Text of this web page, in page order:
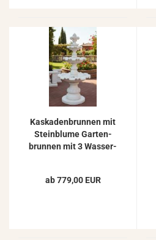
Kas­ka­den­brun­nen mit
Stein­blu­me Gar­ten­
brun­nen mit 3 Was­ser­
ab 779,00 EUR